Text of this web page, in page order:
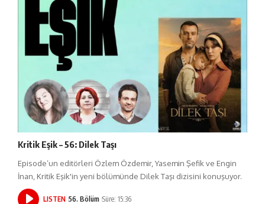
Kritik Eşik – 56: Dilek Taşı
Episode’un editörleri Özlem Özdemir, Yasemin Şefik ve Engin
İnan, Kritik Eşik'in yeni bölümünde Dilek Taşı dizisini konuşuyor.
LISTEN 56. Bölüm Süre: 15:36